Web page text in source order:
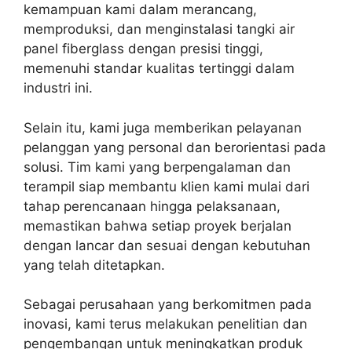
kemampuan kami dalam merancang,
memproduksi, dan menginstalasi tangki air
panel fiberglass dengan presisi tinggi,
memenuhi standar kualitas tertinggi dalam
industri ini.
Selain itu, kami juga memberikan pelayanan
pelanggan yang personal dan berorientasi pada
solusi. Tim kami yang berpengalaman dan
terampil siap membantu klien kami mulai dari
tahap perencanaan hingga pelaksanaan,
memastikan bahwa setiap proyek berjalan
dengan lancar dan sesuai dengan kebutuhan
yang telah ditetapkan.
Sebagai perusahaan yang berkomitmen pada
inovasi, kami terus melakukan penelitian dan
pengembangan untuk meningkatkan produk